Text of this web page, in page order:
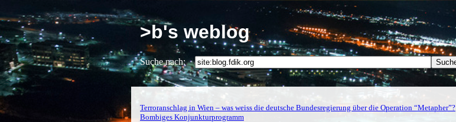
>b's weblog
Suche nach:
Terroranschlag in Wien – was weiss die deutsche Bundesregierung über die Operation “Metapher”?
Bombiges Konjunkturprogramm